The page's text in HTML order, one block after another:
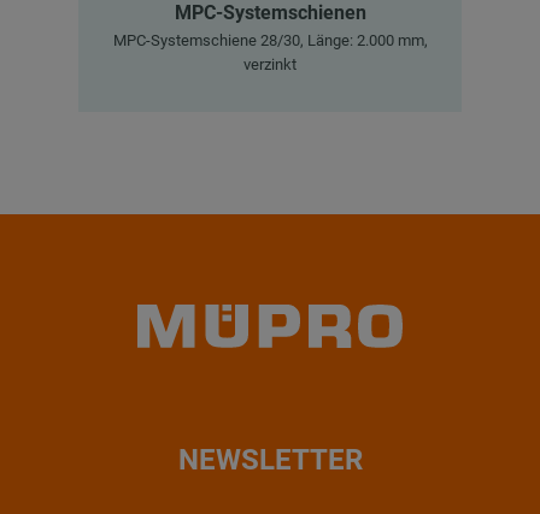
MPC-Systemschienen
MPC-Systemschiene 28/30, Länge: 2.000 mm,
verzinkt
NEWSLETTER